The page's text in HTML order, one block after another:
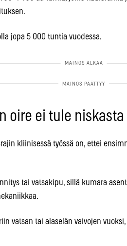
jopa 5 000 tuntia vuodessa.
oire ei tule niskasta
kliinisessä työssä on, ettei
tai vatsakipu, sillä kumara
vatsan tai alaselän vaivojen